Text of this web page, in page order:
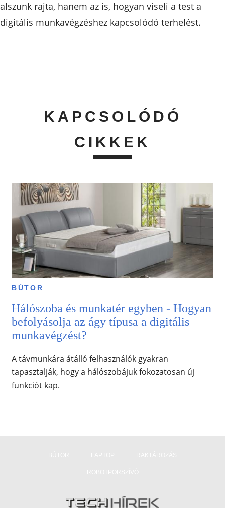
alszunk rajta, hanem az is, hogyan viseli a test a
digitális munkavégzéshez kapcsolódó terhelést.
KAPCSOLÓDÓ
CIKKEK
BÚTOR
Hálószoba és munkatér egyben - Hogyan
befolyásolja az ágy típusa a digitális
munkavégzést?
A távmunkára átálló felhasználók gyakran
tapasztalják, hogy a hálószobájuk fokozatosan új
funkciót kap.